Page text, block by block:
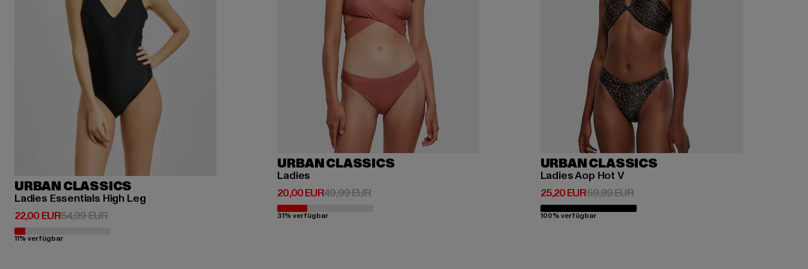
URBAN CLASSICS
Ladies Essentials High Leg
22,00 EUR
Derzeitiger Preis: 22,00 EUR
54,99 EURAktionspreis: 54,99 EUR
11% verfügbar
URBAN CLASSICS
Ladies
20,00 EUR
Derzeitiger Preis: 20,00 EUR
49,99 EURAktionspreis: 49,99 EUR
31% verfügbar
URBAN CLASSICS
Ladies Aop Hot V
25,20 EUR
Derzeitiger Preis: 25,20 EUR
59,99 EURAktionspreis: 59,99 EUR
100% verfügbar